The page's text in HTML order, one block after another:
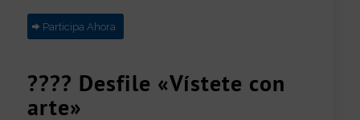
Participa Ahora
???? Desfile «Vístete con
arte»